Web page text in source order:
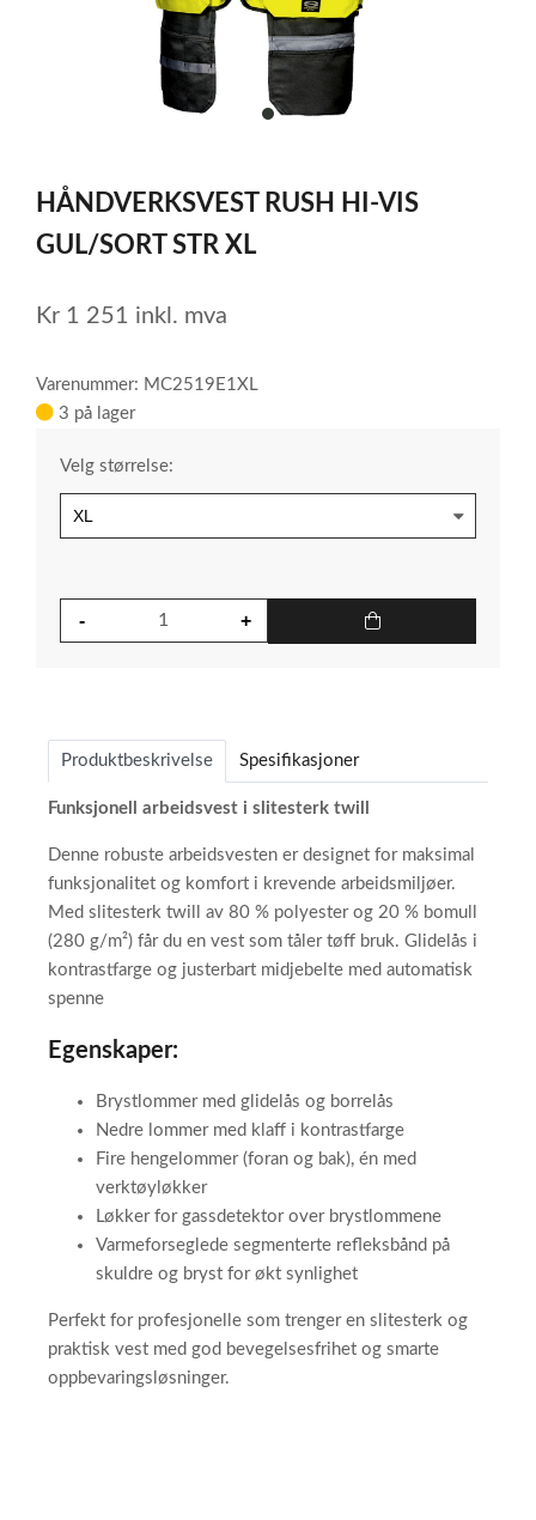
item
of
1
HÅNDVERKSVEST RUSH HI-VIS
GUL/SORT STR XL
Kr 1 251 inkl. mva
Varenummer: MC2519E1XL
3 på lager
Velg størrelse:
Produktbeskrivelse Spesifikasjoner
Funksjonell arbeidsvest i slitesterk twill
Denne robuste arbeidsvesten er designet for maksimal
funksjonalitet og komfort i krevende arbeidsmiljøer.
Med slitesterk twill av 80 % polyester og 20 % bomull
(280 g/m²) får du en vest som tåler tøff bruk. Glidelås i
kontrastfarge og justerbart midjebelte med automatisk
spenne
Egenskaper:
Brystlommer med glidelås og borrelås
Nedre lommer med klaff i kontrastfarge
Fire hengelommer (foran og bak), én med
verktøyløkker
Løkker for gassdetektor over brystlommene
Varmeforseglede segmenterte refleksbånd på
skuldre og bryst for økt synlighet
Perfekt for profesjonelle som trenger en slitesterk og
praktisk vest med god bevegelsesfrihet og smarte
oppbevaringsløsninger.